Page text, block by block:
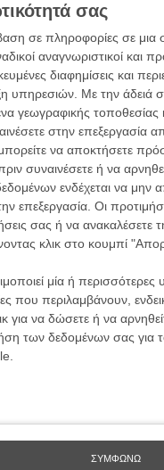
σας
σε πληροφορίες σε
αναγνωριστικοί και
διαφημίσεις και
υπηρεσιών. Με την άδειά
γεωγραφικής τοποθεσίας
στην επεξεργασία
να αποκτήσετε
συναινέσετε ή να
ενδέχεται να μην
επεξεργασία. Οι
σας ή να ανακαλέσετε
κλικ στο κουμπί
μία ή περισσότερες
που περιλαμβάνουν,
για να δώσετε ή να
των δεδομένων σας
ΣΥΜΦΩΝΩ
Βιμ
Η
σε
Εγγράψου